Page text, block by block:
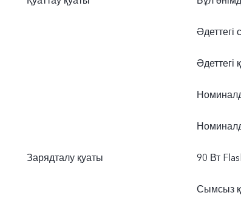
Әдеттегі
Зарядталу қуаты 90 Вт
Сымсыз